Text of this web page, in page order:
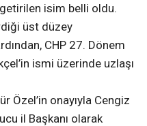
isim belli oldu.
üst düzey
CHP 27. Dönem
ismi üzerinde uzlaşı
Özel’in onayıyla Cengiz
il Başkanı olarak